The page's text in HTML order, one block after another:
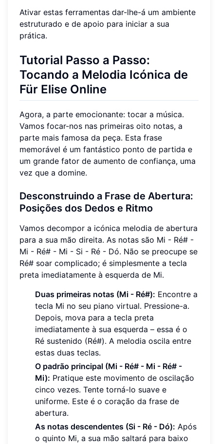
Ativar estas ferramentas dar-lhe-á um ambiente
estruturado e de apoio para iniciar a sua
prática.
Tutorial Passo a Passo:
Tocando a Melodia Icónica de
Für Elise Online
Agora, a parte emocionante: tocar a música.
Vamos focar-nos nas primeiras oito notas, a
parte mais famosa da peça. Esta frase
memorável é um fantástico ponto de partida e
um grande fator de aumento de confiança, uma
vez que a domine.
Desconstruindo a Frase de Abertura:
Posições dos Dedos e Ritmo
Vamos decompor a icónica melodia de abertura
para a sua mão direita. As notas são Mi - Ré# -
Mi - Ré# - Mi - Si - Ré - Dó. Não se preocupe se
Ré# soar complicado; é simplesmente a tecla
preta imediatamente à esquerda de Mi.
Duas primeiras notas (Mi - Ré#): Encontre a
tecla Mi no seu piano virtual. Pressione-a.
Depois, mova para a tecla preta
imediatamente à sua esquerda – essa é o
Ré sustenido (Ré#). A melodia oscila entre
estas duas teclas.
O padrão principal (Mi - Ré# - Mi - Ré# -
Mi): Pratique este movimento de oscilação
cinco vezes. Tente torná-lo suave e
uniforme. Este é o coração da frase de
abertura.
As notas descendentes (Si - Ré - Dó): Após
o quinto Mi, a sua mão saltará para baixo